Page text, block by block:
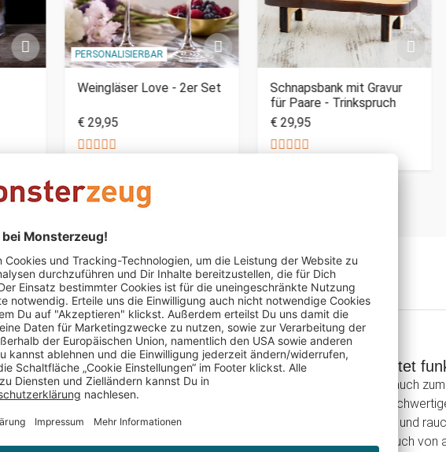
PERSONALISIERBAR
Weingläser Love - 2er Set
€ 29,95
Schnapsbank mit Gravur
für Paare - Trinkspruch
€ 29,95
Martin S.schrieb am 20.10.2021 Verifizierter Kauf (Shop)
Grundsätzlich eine gute Idee die auch wie erwartet
Grundsätzlich eine gute Idee die auch wie erwartet funktioniert. Es kann auch
die Innenhöhe ist ausreichend hoch. Natürlich ist es kein wirklich
auch nicht erwarten. Der Hinweis, dass es beim ersten Mal ziemlich stinkt und
ernstzunehmen aber das das gibt sich tatsächlich bald. Das Gerät wird auch von